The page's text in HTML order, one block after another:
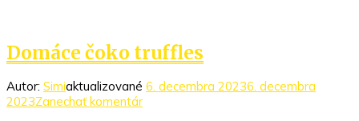
Domáce čoko truffles
Autor: Simiaktualizované 6. decembra 20236. decembra
2023Zanechať komentárk